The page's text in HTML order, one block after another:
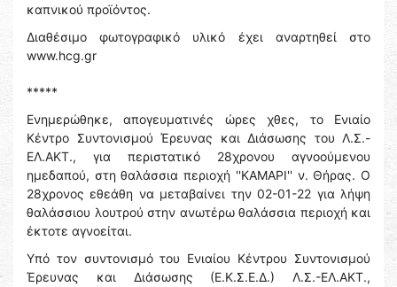
καπνικού προϊόντος.
Διαθέσιμο φωτογραφικό υλικό έχει αναρτηθεί στο
www.hcg.gr
*****
Ενημερώθηκε, απογευματινές ώρες χθες, το Ενιαίο
Κέντρο Συντονισμού Έρευνας και Διάσωσης του Λ.Σ.-
ΕΛ.ΑΚΤ., για περιστατικό 28χρονου αγνοούμενου
ημεδαπού, στη θαλάσσια περιοχή ''ΚΑΜΑΡΙ'' ν. Θήρας. Ο
28χρονος εθεάθη να μεταβαίνει την 02-01-22 για λήψη
θαλάσσιου λουτρού στην ανωτέρω θαλάσσια περιοχή και
έκτοτε αγνοείται.
Υπό τον συντονισμό του Ενιαίου Κέντρου Συντονισμού
Έρευνας και Διάσωσης (Ε.Κ.Σ.Ε.Δ.) Λ.Σ.-ΕΛ.ΑΚΤ.,